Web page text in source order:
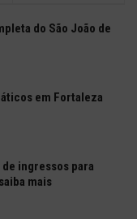
do São João de
em Fortaleza
ingressos para
mais